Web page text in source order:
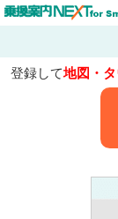
登録して地図・